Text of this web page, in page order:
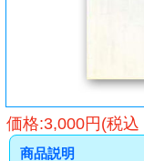
価格:3,000円(税込
商品説明